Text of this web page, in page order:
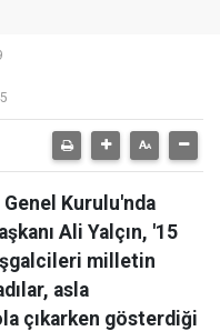
Kurulu'nda
Ali Yalçın, '15
işgalcileri milletin
asla
çıkarken gösterdiği